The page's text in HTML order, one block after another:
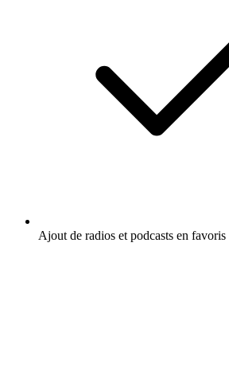
Ajout de radios et podcasts en favoris